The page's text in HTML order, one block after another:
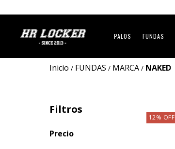
PALOS FUNDAS
Inicio / FUNDAS / MARCA / NAKED
Filtros
Precio
12% OFF